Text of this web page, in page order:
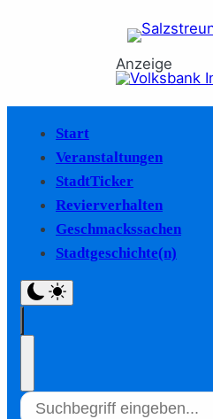
Anzeige
Start
Veranstaltungen
StadtTicker
Revierverhalten
Geschmackssachen
Stadtgeschichte(n)